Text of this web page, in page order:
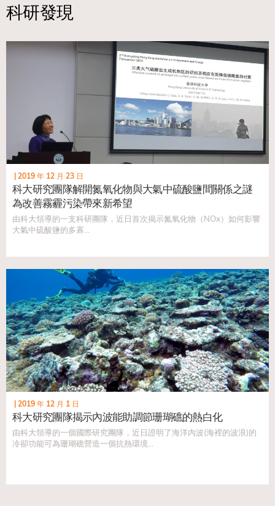
科研發現
2019 年 12 月 23 日
科大研究團隊解開氮氧化物與大氣中硫酸鹽間關係之謎
為改善霧霾污染帶來新希望
由科大領導的一支科研團隊，近日首次揭示氮氧化物（NOx）如何影響
大氣中硫酸鹽的多寡...
2019 年 12 月 1 日
科大研究團隊揭示內波能助調節珊瑚礁的熱白化
由科大領導的一個國際研究團隊，近日證明了海洋內波(海裡的波浪)的
冷卻功能可為珊瑚礁營造一個抗熱環境...